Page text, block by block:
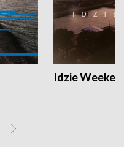
Idzie